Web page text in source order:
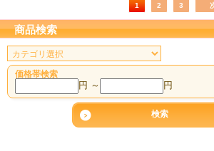
1 2 3
商品検索
価格帯検索
円 ～ 円